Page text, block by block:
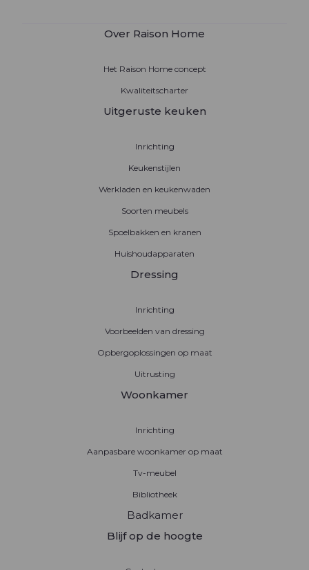
Over Raison Home
Het Raison Home concept
Kwaliteitscharter
Uitgeruste keuken
Inrichting
Keukenstijlen
Werkladen en keukenwaden
Soorten meubels
Spoelbakken en kranen
Huishoudapparaten
Dressing
Inrichting
Voorbeelden van dressing
Opbergoplossingen op maat
Uitrusting
Woonkamer
Inrichting
Aanpasbare woonkamer op maat
Tv-meubel
Bibliotheek
Badkamer
Blijf op de hoogte